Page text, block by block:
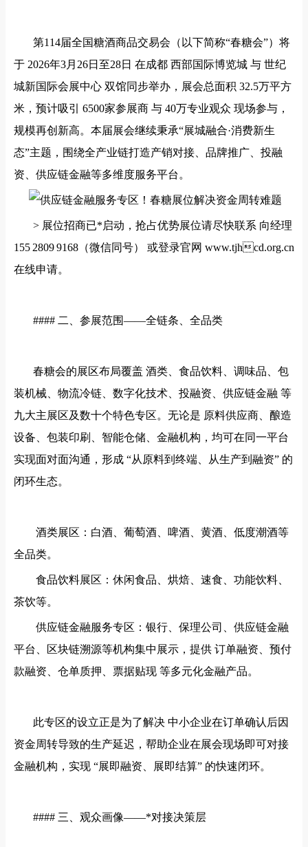
第114届全国糖酒商品交易会（以下简称“春糖会”）将
于 2026年3月26日至28日 在成都 西部国际博览城 与 世纪
城新国际会展中心 双馆同步举办，展会总面积 32.5万平方
米，预计吸引 6500家参展商 与 40万专业观众 现场参与，
规模再创新高。本届展会继续秉承“展城融合·消费新生
态”主题，围绕全产业链打造产销对接、品牌推广、投融
资、供应链金融等多维度服务平台。
> 展位招商已*启动，抢占优势展位请尽快联系 向经理
155 2809 9168（微信同号） 或登录官网 www.tjhcd.org.cn
在线申请。
#### 二、参展范围——全链条、全品类
春糖会的展区布局覆盖 酒类、食品饮料、调味品、包
装机械、物流冷链、数字化技术、投融资、供应链金融 等
九大主展区及数十个特色专区。无论是 原料供应商、酿造
设备、包装印刷、智能仓储、金融机构，均可在同一平台
实现面对面沟通，形成 “从原料到终端、从生产到融资” 的
闭环生态。
酒类展区：白酒、葡萄酒、啤酒、黄酒、低度潮酒等
全品类。
食品饮料展区：休闲食品、烘焙、速食、功能饮料、
茶饮等。
供应链金融服务专区：银行、保理公司、供应链金融
平台、区块链溯源等机构集中展示，提供 订单融资、预付
款融资、仓单质押、票据贴现 等多元化金融产品。
此专区的设立正是为了解决 中小企业在订单确认后因
资金周转导致的生产延迟，帮助企业在展会现场即可对接
金融机构，实现 “展即融资、展即结算” 的快速闭环。
#### 三、观众画像——*对接决策层